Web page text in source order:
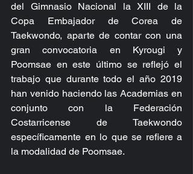
del Gimnasio Nacional la XIII de la
Copa Embajador de Corea de
Taekwondo, aparte de contar con una
gran convocatoria en Kyrougi y
Poomsae en este último se reflejó el
trabajo que durante todo el año 2019
han venido haciendo las Academias en
conjunto con la Federación
Costarricense de Taekwondo
específicamente en lo que se refiere a
la modalidad de Poomsae.